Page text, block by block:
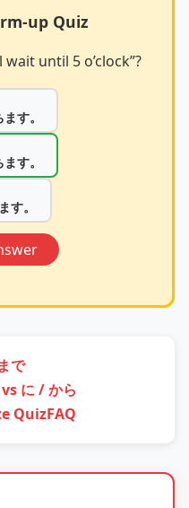
up Quiz
until 5 o’clock”?
す。
す。
す。
で
vs に / から
QuizFAQ